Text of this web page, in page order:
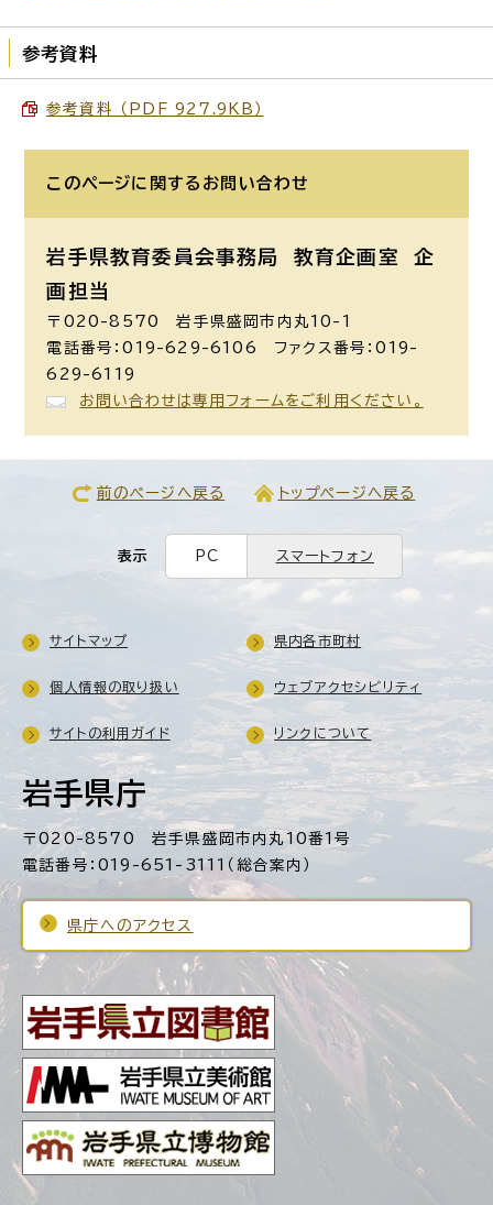
参考資料
参考資料 （PDF 927.9KB）
このページに関する お問い合わせ
岩手県教育委員会事務局 教育企画室
企
画担当
〒020-8570 岩手県盛岡市内丸10-1
電話番号：019-629-6106 ファクス番号：019-
629-6119
お問い合わせは専用フォームをご利用ください。
前のページへ戻る トップページへ戻る
表示 PC スマートフォン
岩手県庁
〒020-8570 岩手県盛岡市内丸10番1号
電話番号：019-651-3111（総合案内）
県庁へのアクセス
サイトマップ 県内各市町村
個人情報の取り扱い ウェブアクセシビリティ
サイトの利用ガイド リンクについて